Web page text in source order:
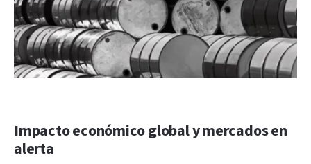
Impacto económico global y mercados en
alerta